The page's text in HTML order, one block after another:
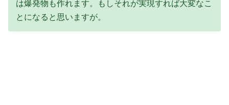
は爆発物も作れます。もしそれが実現すれば大変なこ
とになると思いますが。